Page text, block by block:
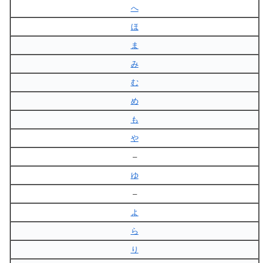
へ
ほ
ま
み
む
め
も
や
–
ゆ
–
よ
ら
り